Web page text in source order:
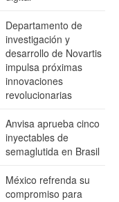
Departamento de
investigación y
desarrollo de Novartis
impulsa próximas
innovaciones
revolucionarias
Anvisa aprueba cinco
inyectables de
semaglutida en Brasil
México refrenda su
compromiso para